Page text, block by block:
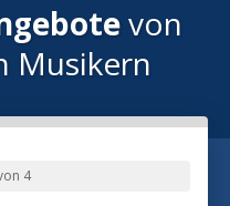
von
Musikern
4